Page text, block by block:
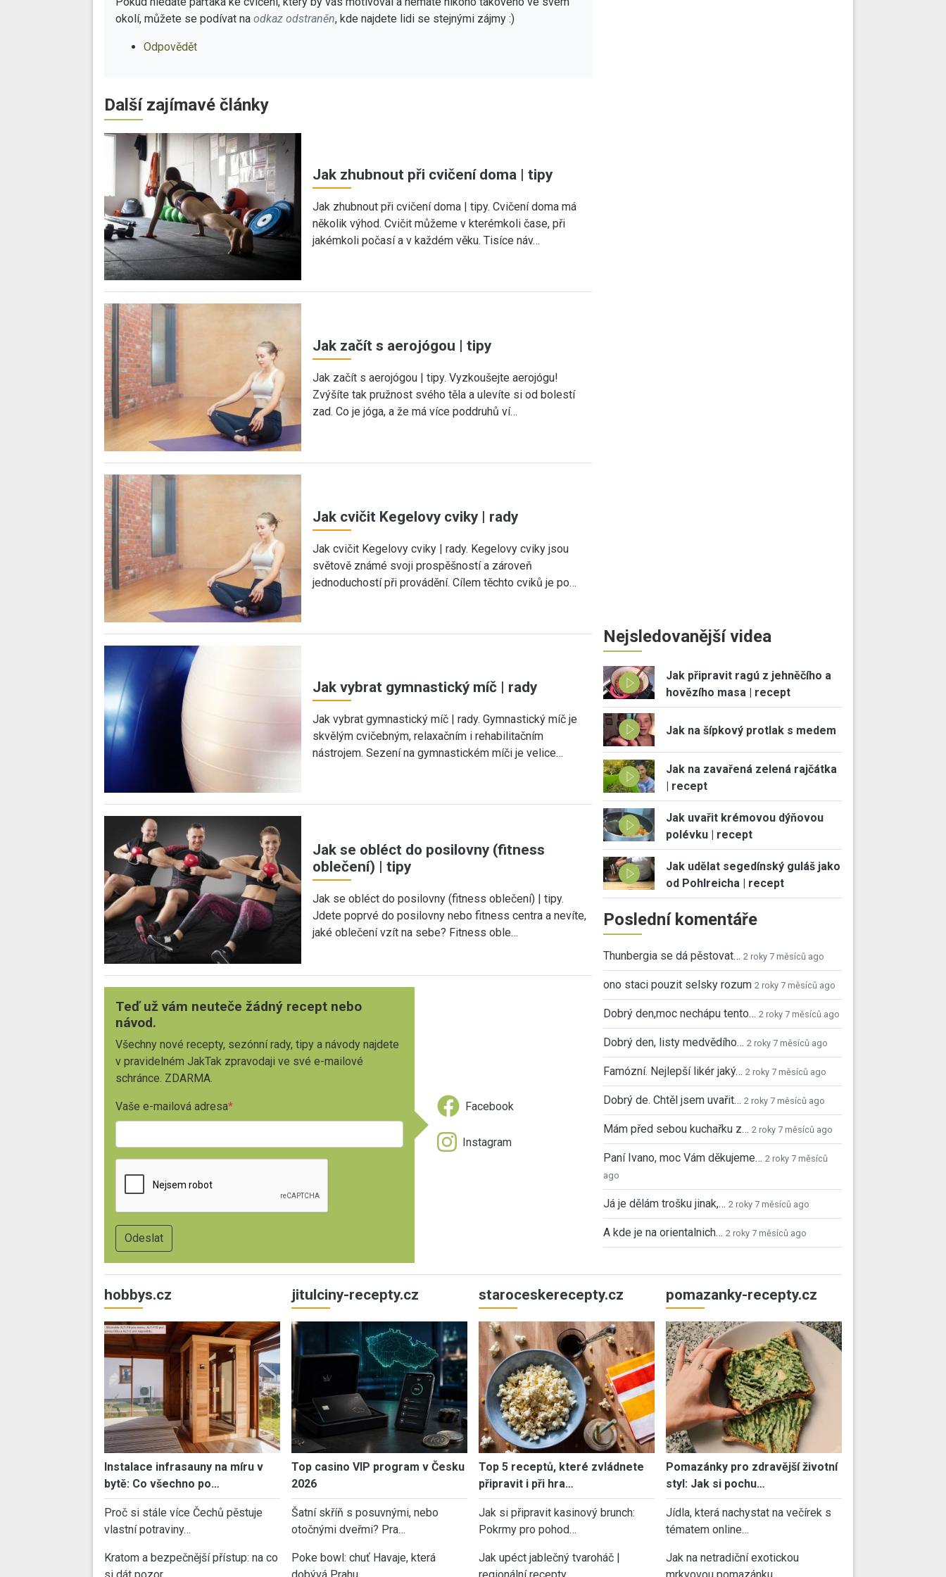
okolí, můžete se podívat na odkaz odstraněn, kde najdete lidi se stejnými zájmy :)
Odpovědět
Další zajímavé články
Jak zhubnout při cvičení doma | tipy
Jak zhubnout při cvičení doma | tipy. Cvičení doma má
několik výhod. Cvičit můžeme v kterémkoli čase, při
jakémkoli počasí a v každém věku. Tisíce náv…
Jak začít s aerojógou | tipy
Jak začít s aerojógou | tipy. Vyzkoušejte aerojógu!
Zvýšíte tak pružnost svého těla a ulevíte si od bolestí
zad. Co je jóga, a že má více poddruhů ví…
Jak cvičit Kegelovy cviky | rady
Jak cvičit Kegelovy cviky | rady. Kegelovy cviky jsou
světově známé svoji prospěšností a zároveň
jednoduchostí při provádění. Cílem těchto cviků je po…
Jak vybrat gymnastický míč | rady
Jak vybrat gymnastický míč | rady. Gymnastický míč je
skvělým cvičebným, relaxačním i rehabilitačním
nástrojem. Sezení na gymnastickém míči je velice…
Jak se obléct do posilovny (fitness
oblečení) | tipy
Jak se obléct do posilovny (fitness oblečení) | tipy.
Jdete poprvé do posilovny nebo fitness centra a nevíte,
jaké oblečení vzít na sebe? Fitness oble…
Teď už vám neuteče žádný recept nebo
návod.
Všechny nové recepty, sezónní rady, tipy a návody najdete
v pravidelném JakTak zpravodaji ve své e-mailové
schránce. ZDARMA.
Vaše e-mailová adresa Facebook
Instagram
Nejsledovanější videa
Jak připravit ragú z jehněčího a
hovězího masa | recept
Jak na šípkový protlak s medem
Jak na zavařená zelená rajčátka
| recept
Jak uvařit krémovou dýňovou
polévku | recept
Jak udělat segedínský guláš jako
od Pohlreicha | recept
Poslední komentáře
Thunbergia se dá pěstovat… 2 roky 7 měsíců ago
ono staci pouzit selsky rozum 2 roky 7 měsíců ago
Dobrý den,moc nechápu tento… 2 roky 7 měsíců ago
Dobrý den, listy medvědího… 2 roky 7 měsíců ago
Famózní. Nejlepší likér jaký… 2 roky 7 měsíců ago
Dobrý de. Chtěl jsem uvařit… 2 roky 7 měsíců ago
Mám před sebou kuchařku z… 2 roky 7 měsíců ago
Paní Ivano, moc Vám děkujeme… 2 roky 7 měsíců
ago
Já je dělám trošku jinak,… 2 roky 7 měsíců ago
A kde je na orientalnich… 2 roky 7 měsíců ago
hobbys.cz
Instalace infrasauny na míru v
bytě: Co všechno po…
Proč si stále více Čechů pěstuje
vlastní potraviny…
Kratom a bezpečnější přístup: na co
jitulciny-recepty.cz
Top casino VIP program v Česku
2026
Šatní skříň s posuvnými, nebo
otočnými dveřmi? Pra…
Poke bowl: chuť Havaje, která
staroceskerecepty.cz
Top 5 receptů, které zvládnete
připravit i při hra…
Jak si připravit kasinový brunch:
Pokrmy pro pohod…
Jak upéct jablečný tvaroháč |
pomazanky-recepty.cz
Pomazánky pro zdravější životní
styl: Jak si pochu…
Jídla, která nachystat na večírek s
tématem online…
Jak na netradiční exotickou